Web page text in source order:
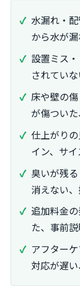
水漏れ・
から水が
設置ミス
されてい
床や壁の
が傷つい
仕上がり
イン、サ
臭いが残
消えない
追加料金
た、事前
アフター
対応が遅